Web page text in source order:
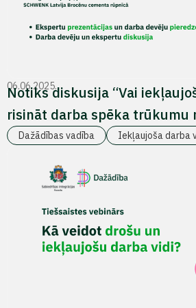
06.06.2025.
Notiks diskusija “Vai
risināt darba spēka trūkumu
Dažādības vadība Iekļaujoša darba